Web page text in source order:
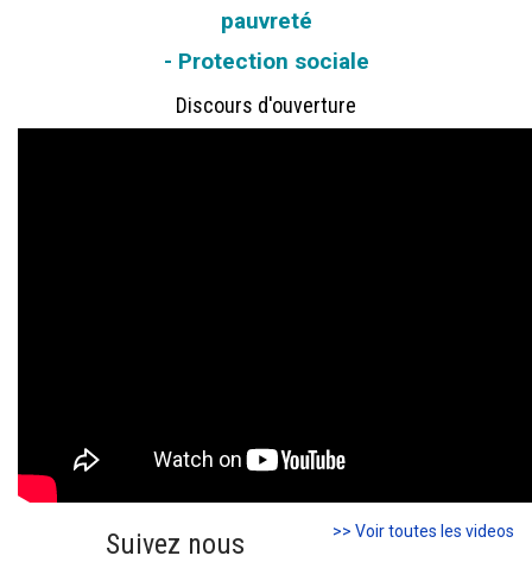
pauvreté
- Protection sociale
Discours d'ouverture
>> Voir toutes les videos
Suivez nous